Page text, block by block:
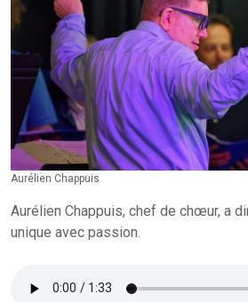
Aurélien Chappuis
Aurélien Chappuis, chef de chœur, a
unique avec passion.